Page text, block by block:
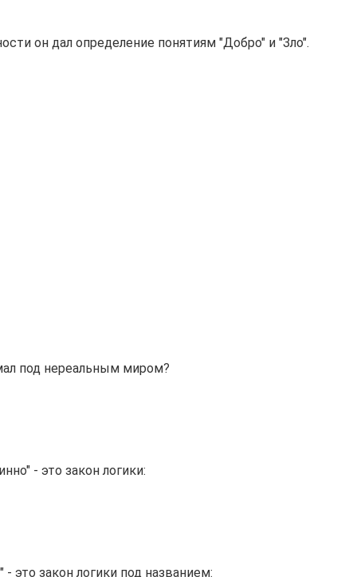
он дал определение понятиям "Добро" и "Зло".
под нереальным миром?
- это закон логики:
закон логики под названием: